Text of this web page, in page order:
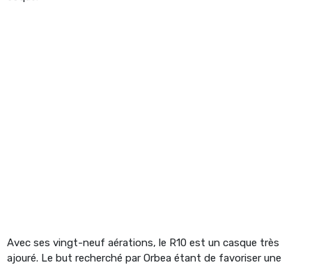
Avec ses vingt-neuf aérations, le R10 est un casque très
ajouré. Le but recherché par Orbea étant de favoriser une